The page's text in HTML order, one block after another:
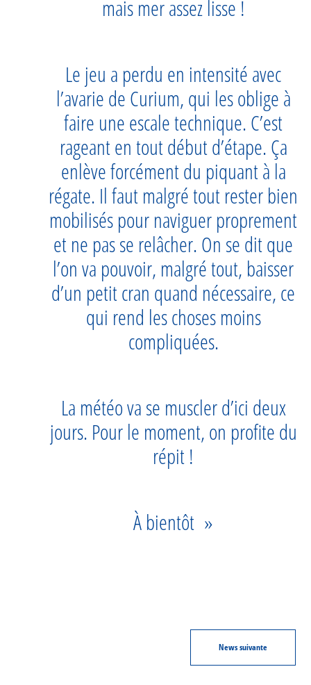
mais mer assez lisse !
Le jeu a perdu en intensité avec
l’avarie de Curium, qui les oblige à
faire une escale technique. C’est
rageant en tout début d’étape. Ça
enlève forcément du piquant à la
régate. Il faut malgré tout rester bien
mobilisés pour naviguer proprement
et ne pas se relâcher. On se dit que
l’on va pouvoir, malgré tout, baisser
d’un petit cran quand nécessaire, ce
qui rend les choses moins
compliquées.
La météo va se muscler d’ici deux
jours. Pour le moment, on profite du
répit !
À bientôt »
Newssuivante